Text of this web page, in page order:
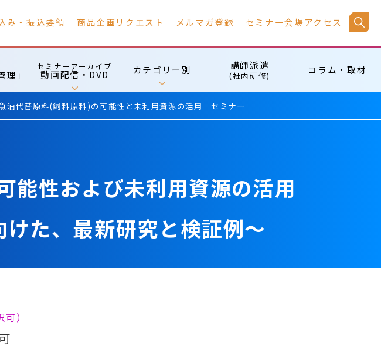
み・振込要領 商品企画リクエスト メルマガ登録 セミナー会場アクセス
理」
セミナーアーカイブ
動画配信・DVD カテゴリー別 講師派遣
(社内研修) コラム・取材
油代替原料(飼料原料)の可能性と未利用資源の活用 セミナー
能性および未利用資源の活用
た、最新研究と検証例～
）